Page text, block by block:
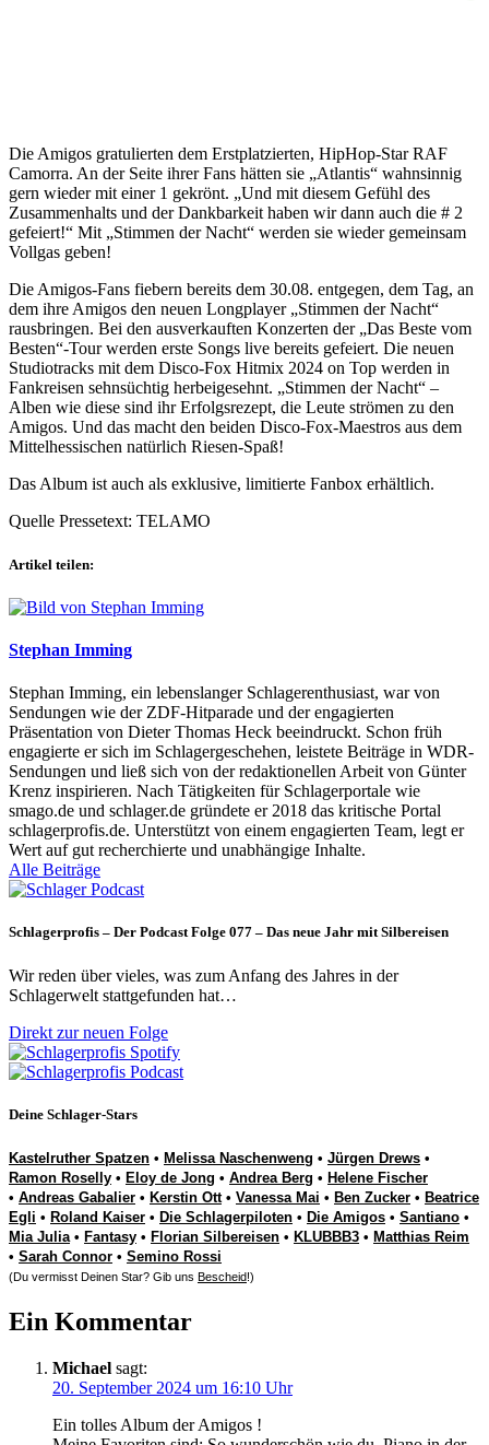
Die Amigos gratulierten dem Erstplatzierten, HipHop-Star RAF
Camorra. An der Seite ihrer Fans hätten sie „Atlantis“ wahnsinnig
gern wieder mit einer 1 gekrönt. „Und mit diesem Gefühl des
Zusammenhalts und der Dankbarkeit haben wir dann auch die # 2
gefeiert!“ Mit „Stimmen der Nacht“ werden sie wieder gemeinsam
Vollgas geben!
Die Amigos-Fans fiebern bereits dem 30.08. entgegen, dem Tag, an
dem ihre Amigos den neuen Longplayer „Stimmen der Nacht“
rausbringen. Bei den ausverkauften Konzerten der „Das Beste vom
Besten“-Tour werden erste Songs live bereits gefeiert. Die neuen
Studiotracks mit dem Disco-Fox Hitmix 2024 on Top werden in
Fankreisen sehnsüchtig herbeigesehnt. „Stimmen der Nacht“ –
Alben wie diese sind ihr Erfolgsrezept, die Leute strömen zu den
Amigos. Und das macht den beiden Disco-Fox-Maestros aus dem
Mittelhessischen natürlich Riesen-Spaß!
Das Album ist auch als exklusive, limitierte Fanbox erhältlich.
Quelle Pressetext: TELAMO
Artikel teilen:
Stephan Imming
Stephan Imming, ein lebenslanger Schlagerenthusiast, war von
Sendungen wie der ZDF-Hitparade und der engagierten
Präsentation von Dieter Thomas Heck beeindruckt. Schon früh
engagierte er sich im Schlagergeschehen, leistete Beiträge in WDR-
Sendungen und ließ sich von der redaktionellen Arbeit von Günter
Krenz inspirieren. Nach Tätigkeiten für Schlagerportale wie
smago.de und schlager.de gründete er 2018 das kritische Portal
schlagerprofis.de. Unterstützt von einem engagierten Team, legt er
Wert auf gut recherchierte und unabhängige Inhalte.
Alle Beiträge
Schlagerprofis – Der Podcast Folge 077 – Das neue Jahr mit Silbereisen
Wir reden über vieles, was zum Anfang des Jahres in der
Schlagerwelt stattgefunden hat…
Direkt zur neuen Folge
Deine Schlager-Stars
Kastelruther Spatzen • Melissa Naschenweng • Jürgen Drews •
Ramon Roselly • Eloy de Jong • Andrea Berg • Helene Fischer
• Andreas Gabalier • Kerstin Ott• Vanessa Mai • Ben Zucker • Beatrice
Egli • Roland Kaiser • Die Schlagerpiloten • Die Amigos • Santiano •
Mia Julia• Fantasy • Florian Silbereisen • KLUBBB3 • Matthias Reim
• Sarah Connor • Semino Rossi
(Du vermisst Deinen Star? Gib uns Bescheid!)
Ein Kommentar
Michael sagt:
20. September 2024 um 16:10 Uhr
Ein tolles Album der Amigos !